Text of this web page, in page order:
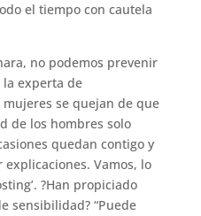
el tiempo con cautela
no podemos prevenir
experta de
se quejan de que
de los hombres solo
quedan contigo y
Vamos, lo
?Han propiciado
sensibilidad? “Puede